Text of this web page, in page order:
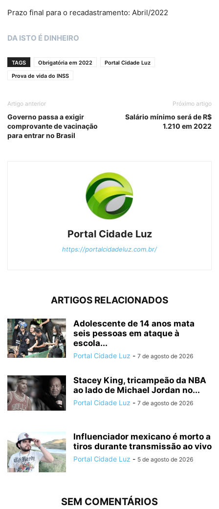
Prazo final para o recadastramento: Abril/2022
DA ISTO É DINHEIRO
TAGS Obrigatória em 2022
Portal Cidade Luz
Prova de vida do INSS
Artigo anterior
Governo passa a exigir
comprovante de vacinação
para entrar no Brasil
Próximo artigo
Salário mínimo será de R$
1.210 em 2022
Portal Cidade Luz
https://portalcidadeluz.com.br/
ARTIGOS RELACIONADOS
Adolescente de 14 anos mata
seis pessoas em ataque à
escola...
Portal Cidade Luz - 7 de agosto de 2026
Stacey King, tricampeão da NBA
ao lado de Michael Jordan no...
Portal Cidade Luz - 7 de agosto de 2026
Influenciador mexicano é morto a
tiros durante transmissão ao vivo
Portal Cidade Luz - 5 de agosto de 2026
SEM COMENTÁRIOS